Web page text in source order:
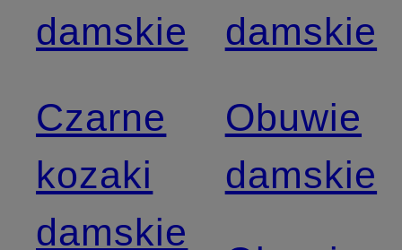
damskie
Czarne
kozaki
damskie
damskie
Obuwie
damskie